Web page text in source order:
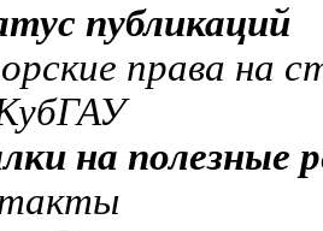
публикаций
права на
на полезные